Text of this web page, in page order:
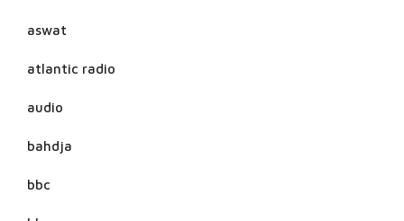
aswat
atlantic radio
audio
bahdja
bbc